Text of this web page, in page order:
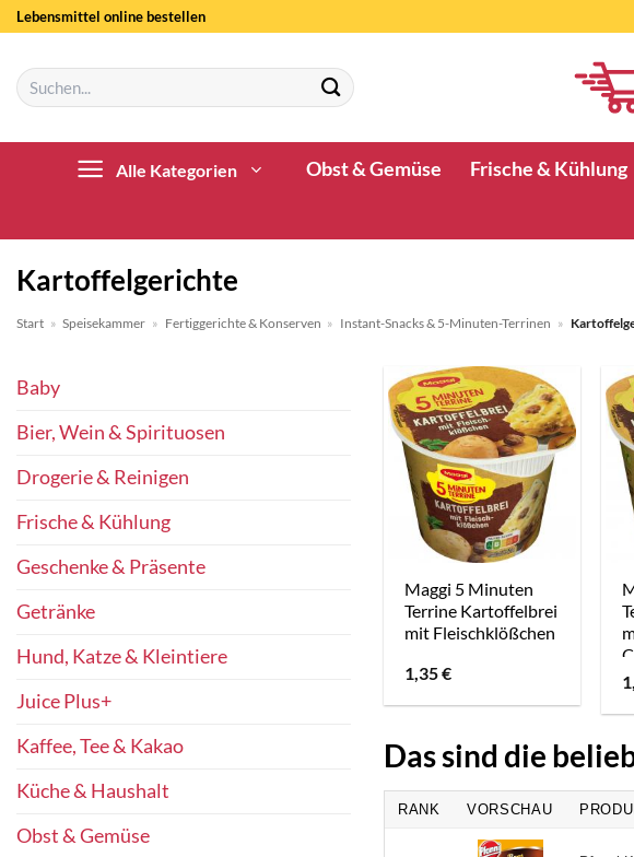
Zum
springen
Lebensmittel online bestellen
Suchen
nach:
Alle Kategorien Obst & Gemüse Frische & Kühlung
Kartoffelgerichte
Start » Speisekammer » Fertiggerichte & Konserven » Instant-Snacks & 5-Minuten-Terrinen »
Baby
Bier, Wein & Spirituosen
Drogerie & Reinigen
Frische & Kühlung
Geschenke & Präsente
Getränke
Hund, Katze & Kleintiere
Juice Plus+
Kaffee, Tee & Kakao
Küche & Haushalt
Obst & Gemüse
Maggi 5 Minuten
Terrine Kartoffelbrei
mit Fleischklößchen
1,35€
Das sind die
RANK VORSCHAU